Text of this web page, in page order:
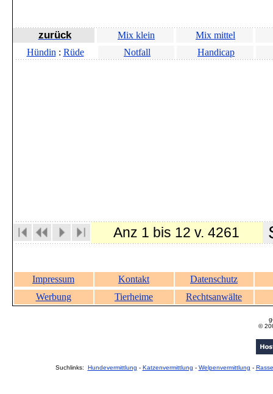
zurück Mix klein
Mix mittel
Hündin : Rüde Notfall Handicap
Anz 1 bis 12 v. 4261
Impressum Kontakt
Datenschutz
Werbung
Tierheime Rechtsanwälte
©
Suchlinks: Hundevermittlung - Katzenvermittlung - Welpenvermittlung -